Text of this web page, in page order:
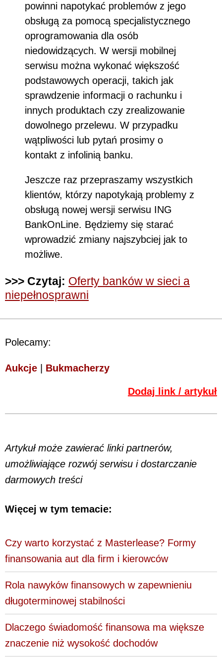
powinni napotykać problemów z jego
obsługą za pomocą specjalistycznego
oprogramowania dla osób
niedowidzących. W wersji mobilnej
serwisu można wykonać większość
podstawowych operacji, takich jak
sprawdzenie informacji o rachunku i
innych produktach czy zrealizowanie
dowolnego przelewu. W przypadku
wątpliwości lub pytań prosimy o
kontakt z infolinią banku.
Jeszcze raz przepraszamy wszystkich
klientów, którzy napotykają problemy z
obsługą nowej wersji serwisu ING
BankOnLine. Będziemy się starać
wprowadzić zmiany najszybciej jak to
możliwe.
>>> Czytaj: Oferty banków w sieci a
niepełnosprawni
Polecamy:
Aukcje Bukmacherzy
Dodaj link / artykuł
Artykuł może zawierać linki partnerów,
umożliwiające rozwój serwisu i dostarczanie
darmowych treści
Więcej w tym temacie:
Czy warto korzystać z Masterlease? Formy
finansowania aut dla firm i kierowców
Rola nawyków finansowych w zapewnieniu
długoterminowej stabilności
Dlaczego świadomość finansowa ma większe
znaczenie niż wysokość dochodów